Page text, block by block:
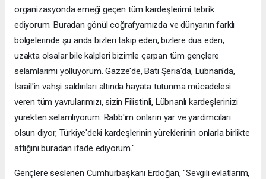
organizasyonda emeği geçen tüm kardeşlerimi tebrik
ediyorum. Buradan gönül coğrafyamızda ve dünyanın farklı
bölgelerinde şu anda bizleri takip eden, bizlere dua eden,
uzakta olsalar bile kalpleri bizimle çarpan tüm gençlere
selamlarımı yolluyorum. Gazze'de, Batı Şeria'da, Lübnan'da,
İsrail'in vahşi saldırıları altında hayata tutunma mücadelesi
veren tüm yavrularımızı, sizin Filistinli, Lübnanlı kardeşlerinizi
yürekten selamlıyorum. Rabb'im onların yar ve yardımcıları
olsun diyor, Türkiye'deki kardeşlerinin yüreklerinin onlarla birlikte
attığını buradan ifade ediyorum."
Gençlere seslenen Cumhurbaşkanı Erdoğan, "Sevgili evlatlarım,